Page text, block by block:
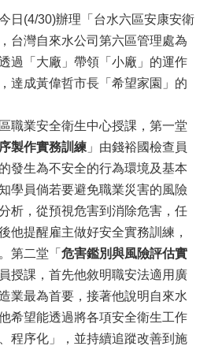
日(4/30)辦理「台水六區安康安衛
台灣自來水公司第六區管理處為
過「大廠」帶領「小廠」的運作
達成黃偉哲市長「希望家園」的
職業安全衛生中心授課，第一堂
製作實務訓練 」由錢裕國檢查員
發生為不安全的行為環境及基本
學員倘若要避免職業災害的風險
析，從預視危害到消除危害，任
他提醒雇主做好安全實務訓練，
第二堂「 危害鑑別與風險評估實
授課，首先他敘明職安法適用廣
業最為首要，接著他說明自來水
希望能透過將各項安全衛生工作
程序化」，並持續追蹤改善到施